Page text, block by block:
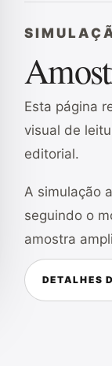
Esta página
visual de
editorial.
A simulação
seguindo o
amostra
DETALHES